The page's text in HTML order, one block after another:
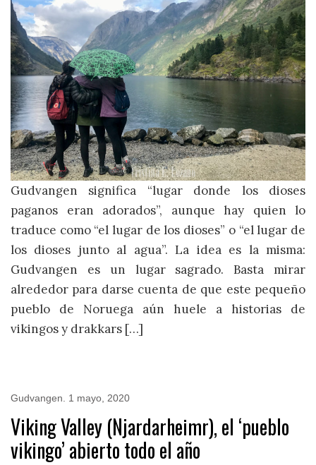
Gudvangen significa “lugar donde los dioses
paganos eran adorados”, aunque hay quien lo
traduce como “el lugar de los dioses” o “el lugar de
los dioses junto al agua”. La idea es la misma:
Gudvangen es un lugar sagrado. Basta mirar
alrededor para darse cuenta de que este pequeño
pueblo de Noruega aún huele a historias de
vikingos y drakkars […]
Gudvangen 1 mayo, 2020
Viking Valley (Njardarheimr), el ‘pueblo
vikingo’ abierto todo el año